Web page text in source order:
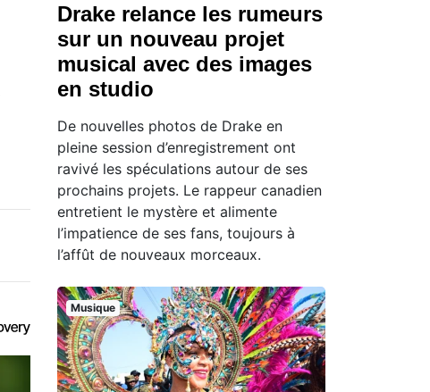
Drake relance les rumeurs
sur un nouveau projet
musical avec des images
en studio
De nouvelles photos de Drake en
pleine session d’enregistrement ont
ravivé les spéculations autour de ses
prochains projets. Le rappeur canadien
entretient le mystère et alimente
l’impatience de ses fans, toujours à
l’affût de nouveaux morceaux.
Musique